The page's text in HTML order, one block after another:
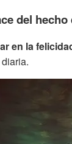
del
en la